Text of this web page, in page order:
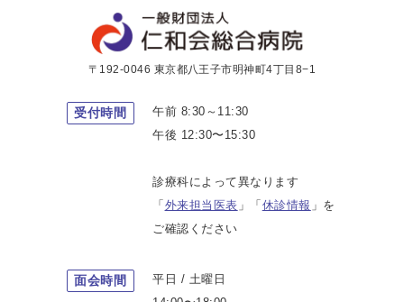
〒192-0046 東京都八王子市明神町4丁目8−1
受付時間
午前 8:30～11:30
午後 12:30〜15:30
診療科によって異なります
「 外来担当医表 」「 休診情報 」を
ご確認ください
面会時間
平日 / 土曜日